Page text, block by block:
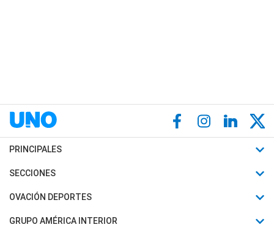
PRINCIPALES
Últimas Noticias
Política
SECCIONES
Horóscopo
Motores
OVACIÓN DEPORTES
Fútbol
GRUPO AMÉRICA INTERIOR